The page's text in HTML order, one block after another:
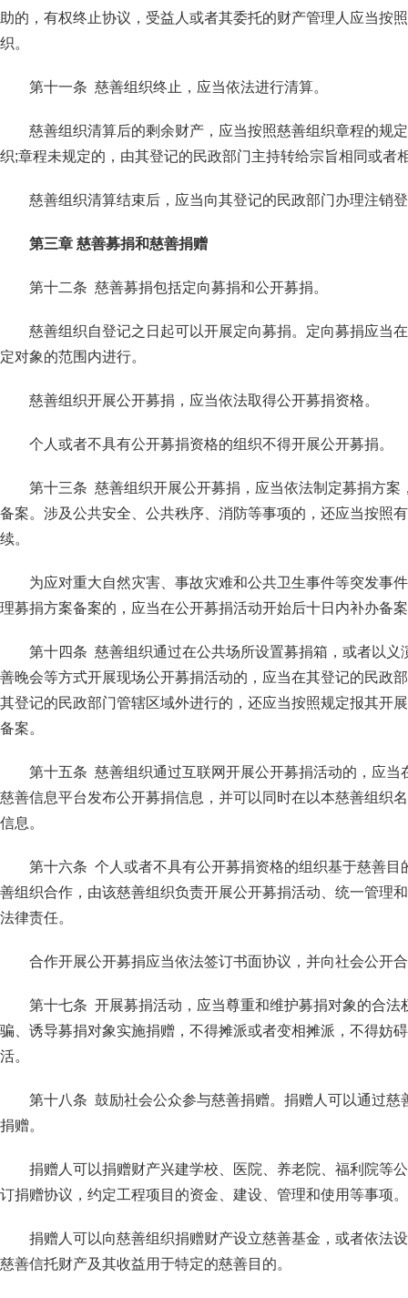
助的，有权终止协议，受益人或者其委托的财产管理人应当按
织。
第十一条 慈善组织终止，应当依法进行清算。
慈善组织清算后的剩余财产，应当按照慈善组织章程的规
织;章程未规定的，由其登记的民政部门主持转给宗旨相同或者
慈善组织清算结束后，应当向其登记的民政部门办理注销
第三章 慈善募捐和慈善捐赠
第十二条 慈善募捐包括定向募捐和公开募捐。
慈善组织自登记之日起可以开展定向募捐。定向募捐应当
定对象的范围内进行。
慈善组织开展公开募捐，应当依法取得公开募捐资格。
个人或者不具有公开募捐资格的组织不得开展公开募捐。
第十三条 慈善组织开展公开募捐，应当依法制定募捐方案
备案。涉及公共安全、公共秩序、消防等事项的，还应当按照
续。
为应对重大自然灾害、事故灾难和公共卫生事件等突发事
理募捐方案备案的，应当在公开募捐活动开始后十日内补办备
第十四条 慈善组织通过在公共场所设置募捐箱，或者以义
善晚会等方式开展现场公开募捐活动的，应当在其登记的民政
其登记的民政部门管辖区域外进行的，还应当按照规定报其开
备案。
第十五条 慈善组织通过互联网开展公开募捐活动的，应当
慈善信息平台发布公开募捐信息，并可以同时在以本慈善组织
信息。
第十六条 个人或者不具有公开募捐资格的组织基于慈善目
善组织合作，由该慈善组织负责开展公开募捐活动、统一管理
法律责任。
合作开展公开募捐应当依法签订书面协议，并向社会公开
第十七条 开展募捐活动，应当尊重和维护募捐对象的合法
骗、诱导募捐对象实施捐赠，不得摊派或者变相摊派，不得妨
活。
第十八条 鼓励社会公众参与慈善捐赠。捐赠人可以通过慈
捐赠。
捐赠人可以捐赠财产兴建学校、医院、养老院、福利院等
订捐赠协议，约定工程项目的资金、建设、管理和使用等事项。
捐赠人可以向慈善组织捐赠财产设立慈善基金，或者依法
慈善信托财产及其收益用于特定的慈善目的。